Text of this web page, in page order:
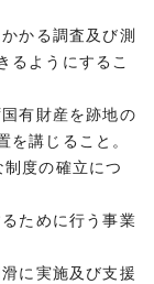
かる調査及び測
るようにするこ
有財産を跡地の
を講じること。
度の確立につ
ために行う事業
に実施及び支援